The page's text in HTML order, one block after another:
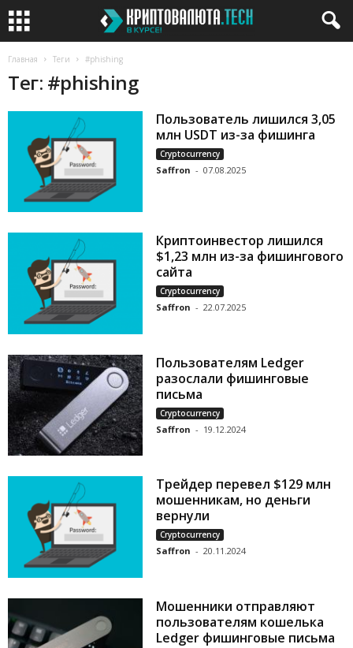
Главная Теги #phishing
Тег: #phishing
Пользователь лишился 3,05
млн USDT из-за фишинга
Cryptocurrency
Saffron - 07.08.2025
Криптоинвестор лишился
$1,23 млн из-за фишингового
сайта
Cryptocurrency
Saffron - 22.07.2025
Пользователям Ledger
разослали фишинговые
письма
Cryptocurrency
Saffron - 19.12.2024
Трейдер перевел $129 млн
мошенникам, но деньги
вернули
Cryptocurrency
Saffron - 20.11.2024
Мошенники отправляют
пользователям кошелька
Ledger фишинговые письма